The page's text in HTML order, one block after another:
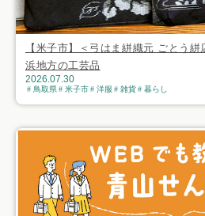
【米子市】＜弓はま絣織元 ごとう
浜地方の工芸品
2026.07.30
鳥取県 米子市 洋服 雑貨 暮らし